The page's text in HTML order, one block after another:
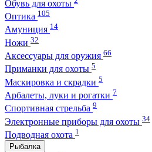
Обувь для охоты
Оптика 105
Амуниция 14
Ножи 32
Аксессуары для оружия 66
Приманки для охоты 5
Маскировка и скрадки 5
Арбалеты, луки и рогатки 7
Спортивная стрельба 9
Электронные приборы для охоты 34
Подводная охота 1
Рыбалка